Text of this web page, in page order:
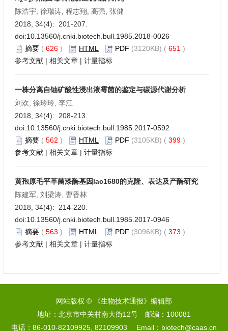
陈浩宇, 徐瑞涛, 程志翔, 高强, 张健
2018, 34(4): 201-207.
doi:10.13560/j.cnki.biotech.bull.1985.2018-0026
摘要 ( 626 ) HTML PDF (3120KB) ( 651 )
参考文献 | 相关文章 | 计量指标
一株分离自铀矿酸性浸出液霉菌的鉴定与碳源代谢分析
刘欢, 徐玲玲, 李江
2018, 34(4): 208-213.
doi:10.13560/j.cnki.biotech.bull.1985.2017-0592
摘要 ( 562 ) HTML PDF (3105KB) ( 399 )
参考文献 | 相关文章 | 计量指标
黄孢原毛平革菌漆酶基因lac1680的克隆、表达及产酶研究
陈建军, 刘梁涛, 曹香林
2018, 34(4): 214-220.
doi:10.13560/j.cnki.biotech.bull.1985.2017-0946
摘要 ( 563 ) HTML PDF (3096KB) ( 373 )
参考文献 | 相关文章 | 计量指标
网站版权 © 《生物技术通报》编辑部
地址：北京市中关村南大街12号 邮编：100081
电话：86-010-82109925, 82109903 Email：biotech@caas.cn